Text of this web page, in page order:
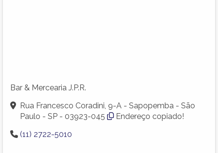
Bar & Mercearia J.P.R.
Rua Francesco Coradini, 9-A - Sapopemba - São
Paulo - SP - 03923-045
Endereço copiado!
(11) 2722-5010